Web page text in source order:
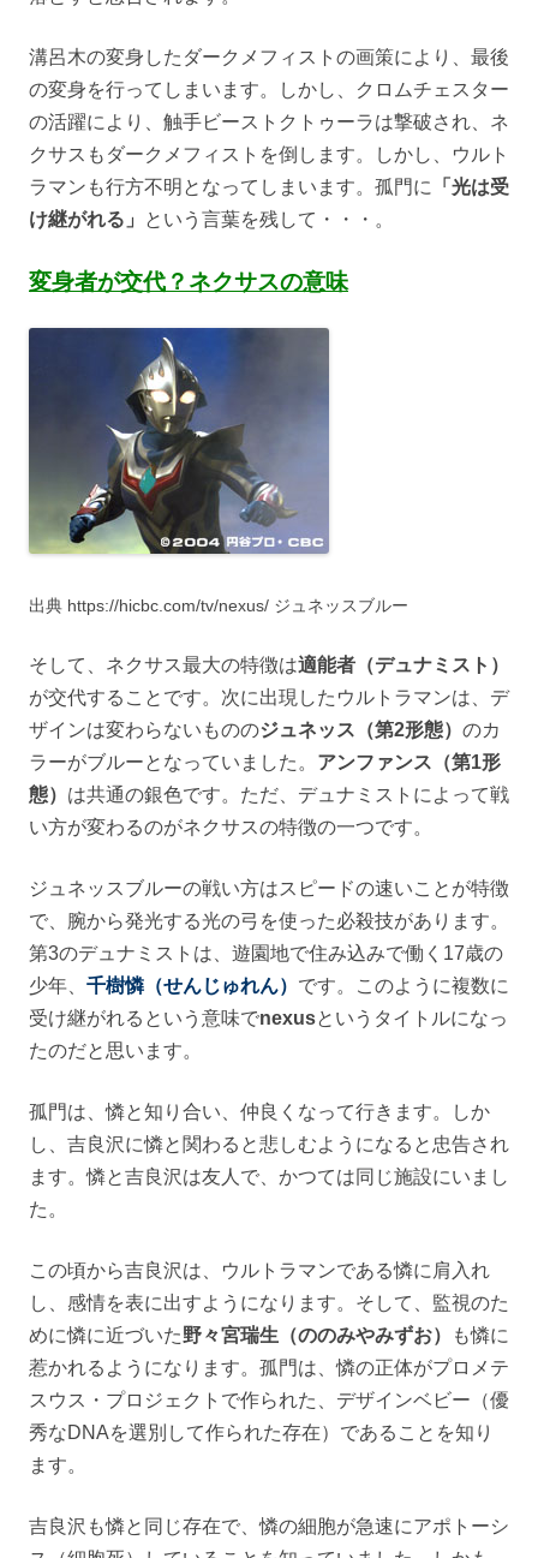
溝呂木の変身したダークメフィストの画策により、最後
の変身を行ってしまいます。しかし、クロムチェスター
の活躍により、触手ビーストクトゥーラは撃破され、ネ
クサスもダークメフィストを倒します。しかし、ウルト
ラマンも行方不明となってしまいます。孤門に
「光は受
け継がれる」
という言葉を残して・・・。
変身者が交代？ネクサスの意味
出典 https://hicbc.com/tv/nexus/ ジュネッスブルー
そして、ネクサス最大の特徴は適能者（デュナミスト）
が交代することです。次に出現したウルトラマンは、デ
ザインは変わらないもののジュネッス（第2形態） のカ
ラーがブルーとなっていました。 アンファンス（第1形
態） は共通の銀色です。ただ、デュナミストによって戦
い方が変わるのがネクサスの特徴の一つです。
ジュネッスブルーの戦い方はスピードの速いことが特徴
で、腕から発光する光の弓を使った必殺技があります。
第3のデュナミストは、遊園地で住み込みで働く17歳の
少年、 千樹憐（せんじゅれん） です。このように複数に
受け継がれるという意味でnexusというタイトルになっ
たのだと思います。
孤門は、憐と知り合い、仲良くなって行きます。しか
し、吉良沢に憐と関わると悲しむようになると忠告され
ます。憐と吉良沢は友人で、かつては同じ施設にいまし
た。
この頃から吉良沢は、ウルトラマンである憐に肩入れ
し、感情を表に出すようになります。そして、監視のた
めに憐に近づいた野々宮瑞生（ののみやみずお）
も憐に
惹かれるようになります。孤門は、憐の正体がプロメテ
スウス・プロジェクトで作られた、デザインベビー（優
秀なDNAを選別して作られた存在）であることを知り
ます。
吉良沢も憐と同じ存在で、憐の細胞が急速にアポトーシ